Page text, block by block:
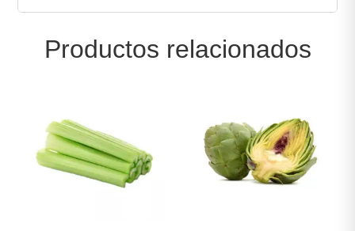
Productos relacionados